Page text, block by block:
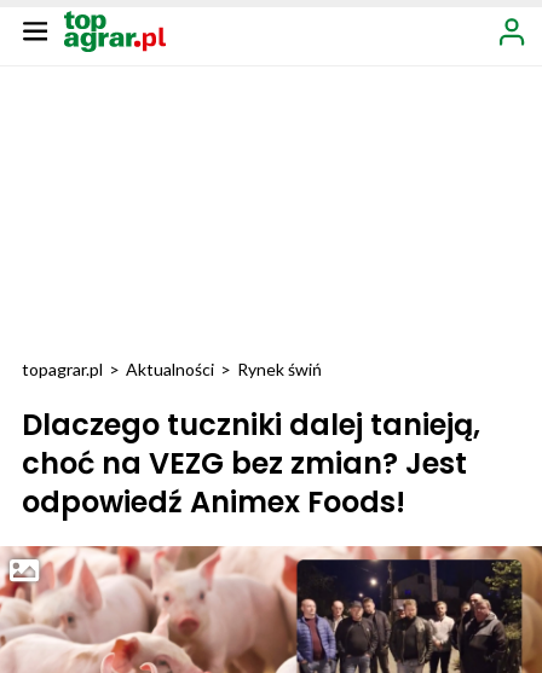
topagrar.pl > Aktualności > Rynek świń
Dlaczego tuczniki dalej tanieją,
choć na VEZG bez zmian? Jest
odpowiedź Animex Foods!